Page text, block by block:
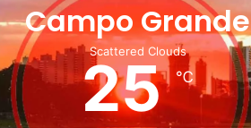
Campo Grande
Scattered Clouds
25℃